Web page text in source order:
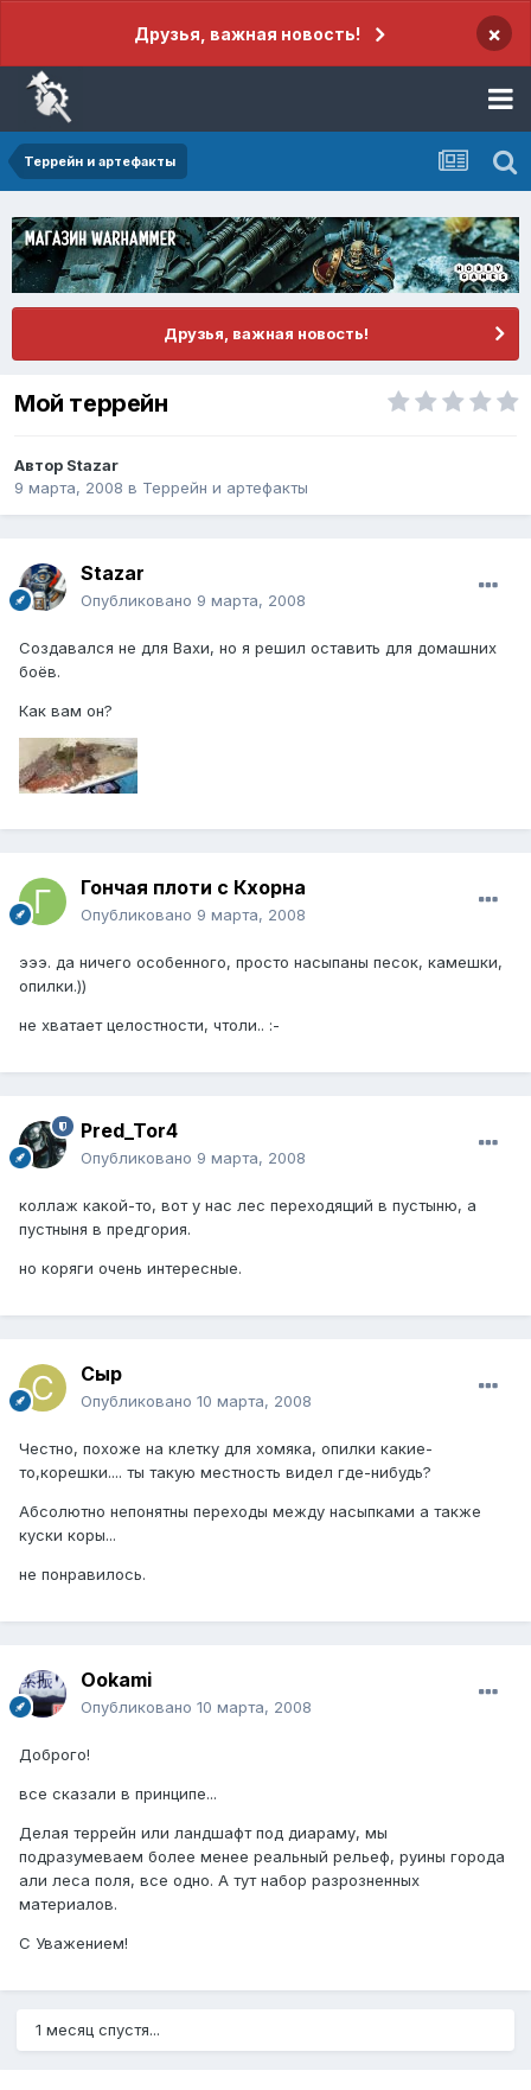
Друзья, важная новость! ×
Террейн и артефакты
Друзья, важная новость!
Мой террейн
Автор Stazar
9 марта, 2008 в Террейн и артефакты
Stazar
Опубликовано 9 марта, 2008
Создавался не для Вахи, но я решил оставить для домашних
боёв.
Как вам он?
Гончая плоти с Кхорна
Опубликовано 9 марта, 2008
эээ. да ничего особенного, просто насыпаны песок, камешки,
опилки.))
не хватает целостности, чтоли.. :-
Pred_Tor4
Опубликовано 9 марта, 2008
коллаж какой-то, вот у нас лес переходящий в пустыню, а
пустныня в предгория.
но коряги очень интересные.
Сыр
Опубликовано 10 марта, 2008
Честно, похоже на клетку для хомяка, опилки какие-
то,корешки.... ты такую местность видел где-нибудь?
Абсолютно непонятны переходы между насыпками а также
куски коры...
не понравилось.
Ookami
Опубликовано 10 марта, 2008
Доброго!
все сказали в принципе...
Делая террейн или ландшафт под диараму, мы
подразумеваем более менее реальный рельеф, руины города
али леса поля, все одно. А тут набор разрозненных
материалов.
С Уважением!
1 месяц спустя...